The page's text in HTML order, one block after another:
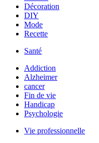
Décoration
DIY
Mode
Recette
Santé
Addiction
Alzheimer
cancer
Fin de vie
Handicap
Psychologie
Vie professionnelle